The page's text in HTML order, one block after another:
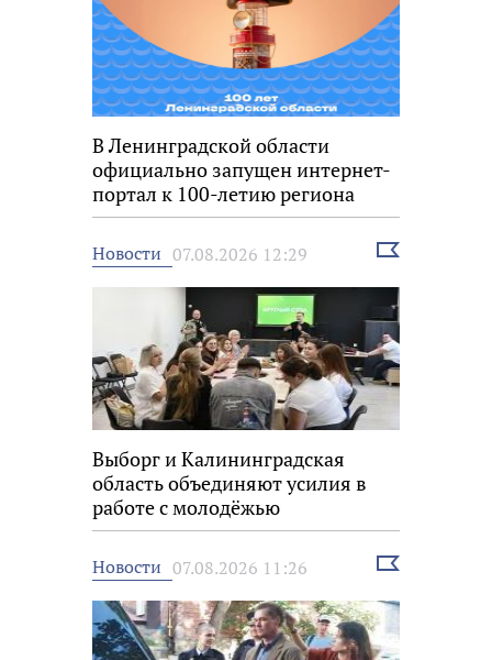
В Ленинградской области
официально запущен интернет-
портал к 100-летию региона
Новости 07.08.2026 12:29
Выбрать
Выборг и Калининградская
область объединяют усилия в
работе с молодёжью
Новости 07.08.2026 11:26
Выбрать